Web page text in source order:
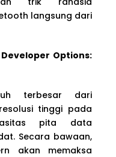
langsung dari
Options:
terbesar dari
tinggi pada
pita data
Secara bawaan,
akan memaksa